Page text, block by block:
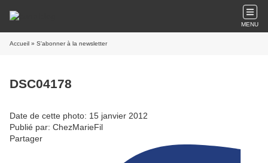
MENU
Accueil » S'abonner à la newsletter
DSC04178
Date de cette photo: 15 janvier 2012
Publié par: ChezMarieFil
Partager